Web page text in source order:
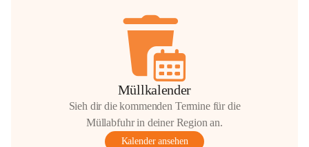
Müllkalender
Sieh dir die kommenden Termine für die
Müllabfuhr in deiner Region an.
Kalender ansehen